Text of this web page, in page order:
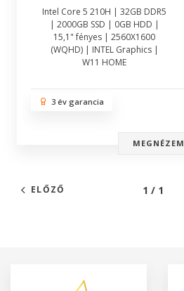
Intel Core 5 210H | 32GB DDR5
| 2000GB SSD | 0GB HDD |
15,1" fényes | 2560X1600
(WQHD) | INTEL Graphics |
W11 HOME
3 év garancia
MEGNÉZEM
ELŐZŐ 1 / 1